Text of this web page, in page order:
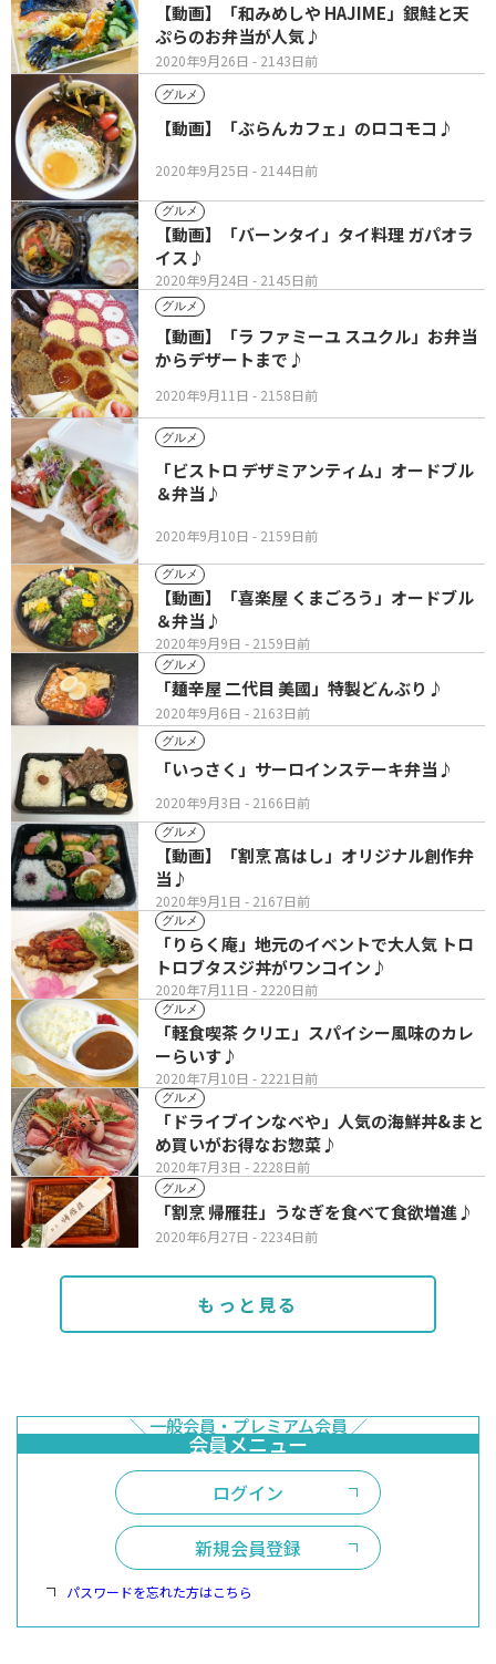
2020年9月26日 - 2143日前
【動画】「和みめしや HAJIME」銀鮭と天
ぷらのお弁当が人気♪
グルメ
2020年9月25日 - 2144日前
【動画】「ぶらんカフェ」のロコモコ♪
グルメ
2020年9月24日 - 2145日前
【動画】「バーンタイ」タイ料理 ガパオラ
イス♪
グルメ
2020年9月11日 - 2158日前
【動画】「ラ ファミーユ スユクル」お弁当
からデザートまで♪
グルメ
2020年9月10日 - 2159日前
「ビストロ デザミアンティム」オードブル
＆弁当♪
グルメ
2020年9月9日 - 2159日前
【動画】「喜楽屋 くまごろう」オードブル
＆弁当♪
グルメ
2020年9月6日 - 2163日前
「麺辛屋 二代目 美國」特製どんぶり♪
グルメ
2020年9月3日 - 2166日前
「いっさく」サーロインステーキ弁当♪
グルメ
2020年9月1日 - 2167日前
【動画】「割烹 髙はし」オリジナル創作弁
当♪
グルメ
2020年7月11日 - 2220日前
「りらく庵」地元のイベントで大人気 トロ
トロブタスジ丼がワンコイン♪
グルメ
2020年7月10日 - 2221日前
「軽食喫茶 クリエ」スパイシー風味のカレ
ーらいす♪
グルメ
2020年7月3日 - 2228日前
「ドライブインなべや」人気の海鮮丼&まと
め買いがお得なお惣菜♪
グルメ
2020年6月27日 - 2234日前
「割烹 帰雁荘」うなぎを食べて食欲増進♪
もっと見る
ログイン
新規会員登録
パスワードを忘れた方はこちら